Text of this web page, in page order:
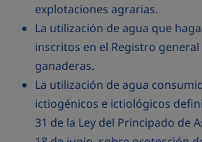
explotaciones agrarias.
La utilización de agua que
inscritos en el Registro
ganaderas.
La utilización de agua
ictiogénicos e ictiológicos
31 de la Ley del Principado de